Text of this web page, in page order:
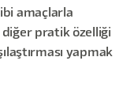
amaçlarla
diğer pratik özelliği
yapmak